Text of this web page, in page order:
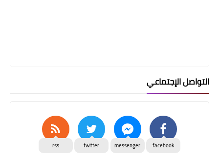
التواصل الإجتماعي
facebook
messenger
twitter
rss